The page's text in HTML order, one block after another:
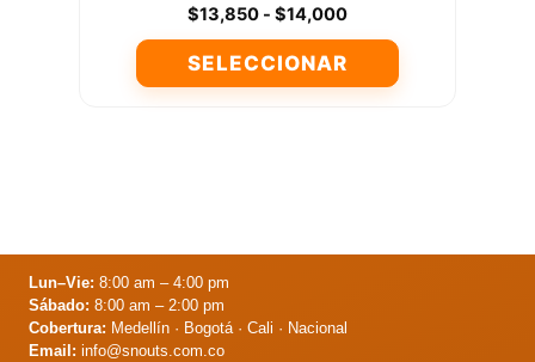
$13,850 - $14,000Rango
de
desde
SELECCIONAR
Las
opciones
se
pueden
Lun–Vie: 8:00 am – 4:00 pm
Sábado: 8:00 am – 2:00 pm
Cobertura: Medellín · Bogotá · Cali · Nacional
Email: info@snouts.com.co